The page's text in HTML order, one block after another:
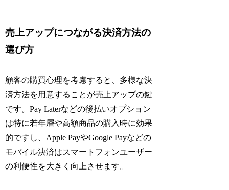
売上アップにつながる決済方法の
選び方
顧客の購買心理を考慮すると、多様な決
済方法を用意することが売上アップの鍵
です。Pay Laterなどの後払いオプション
は特に若年層や高額商品の購入時に効果
的ですし、Apple PayやGoogle Payなどの
モバイル決済はスマートフォンユーザー
の利便性を大きく向上させます。